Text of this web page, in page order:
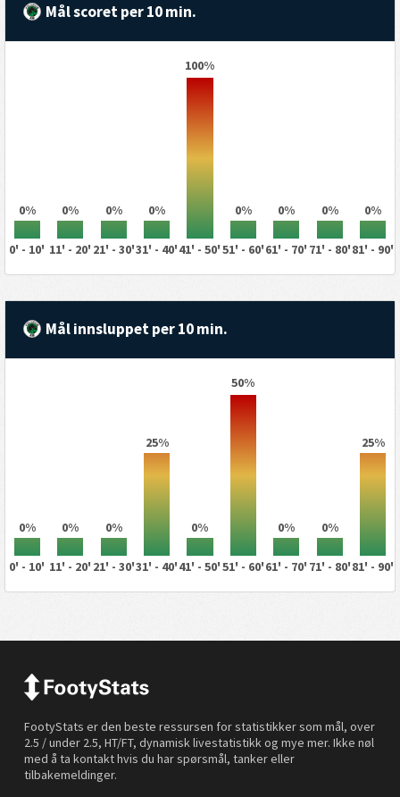
Mål scoret per 10 min.
0% 0% 0% 0%
100%
0% 0% 0% 0%
0' - 10' 11' - 20' 21' - 30'31' - 40'41' - 50'51' - 60'61' - 70' 71' - 80'81' - 90'
Mål innsluppet per 10 min.
0% 0% 0%
25%
0%
50%
0% 0%
25%
0' - 10' 11' - 20' 21' - 30'31' - 40'41' - 50'51' - 60'61' - 70' 71' - 80'81' - 90'
FootyStats er den beste ressursen for statistikker som mål, over
2.5 / under 2.5, HT/FT, dynamisk livestatistikk og mye mer. Ikke nøl
med å ta kontakt hvis du har spørsmål, tanker eller
tilbakemeldinger.